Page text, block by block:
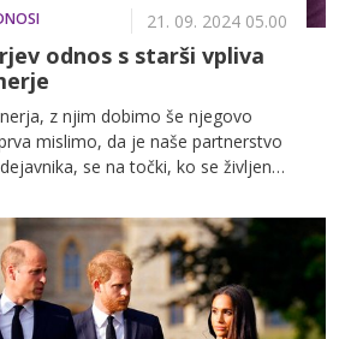
21. 09. 2024 05.00
odnos s starši vpliva
z njim dobimo še njegovo
mislimo, da je naše partnerstvo
se na točki, ko se življenja
kakšen odnos imamo z njimi.